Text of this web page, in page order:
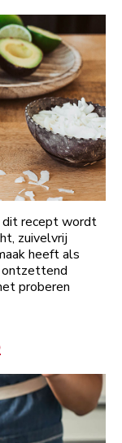
dit recept wordt
zuivelvrij
heeft als
ontzettend
proberen